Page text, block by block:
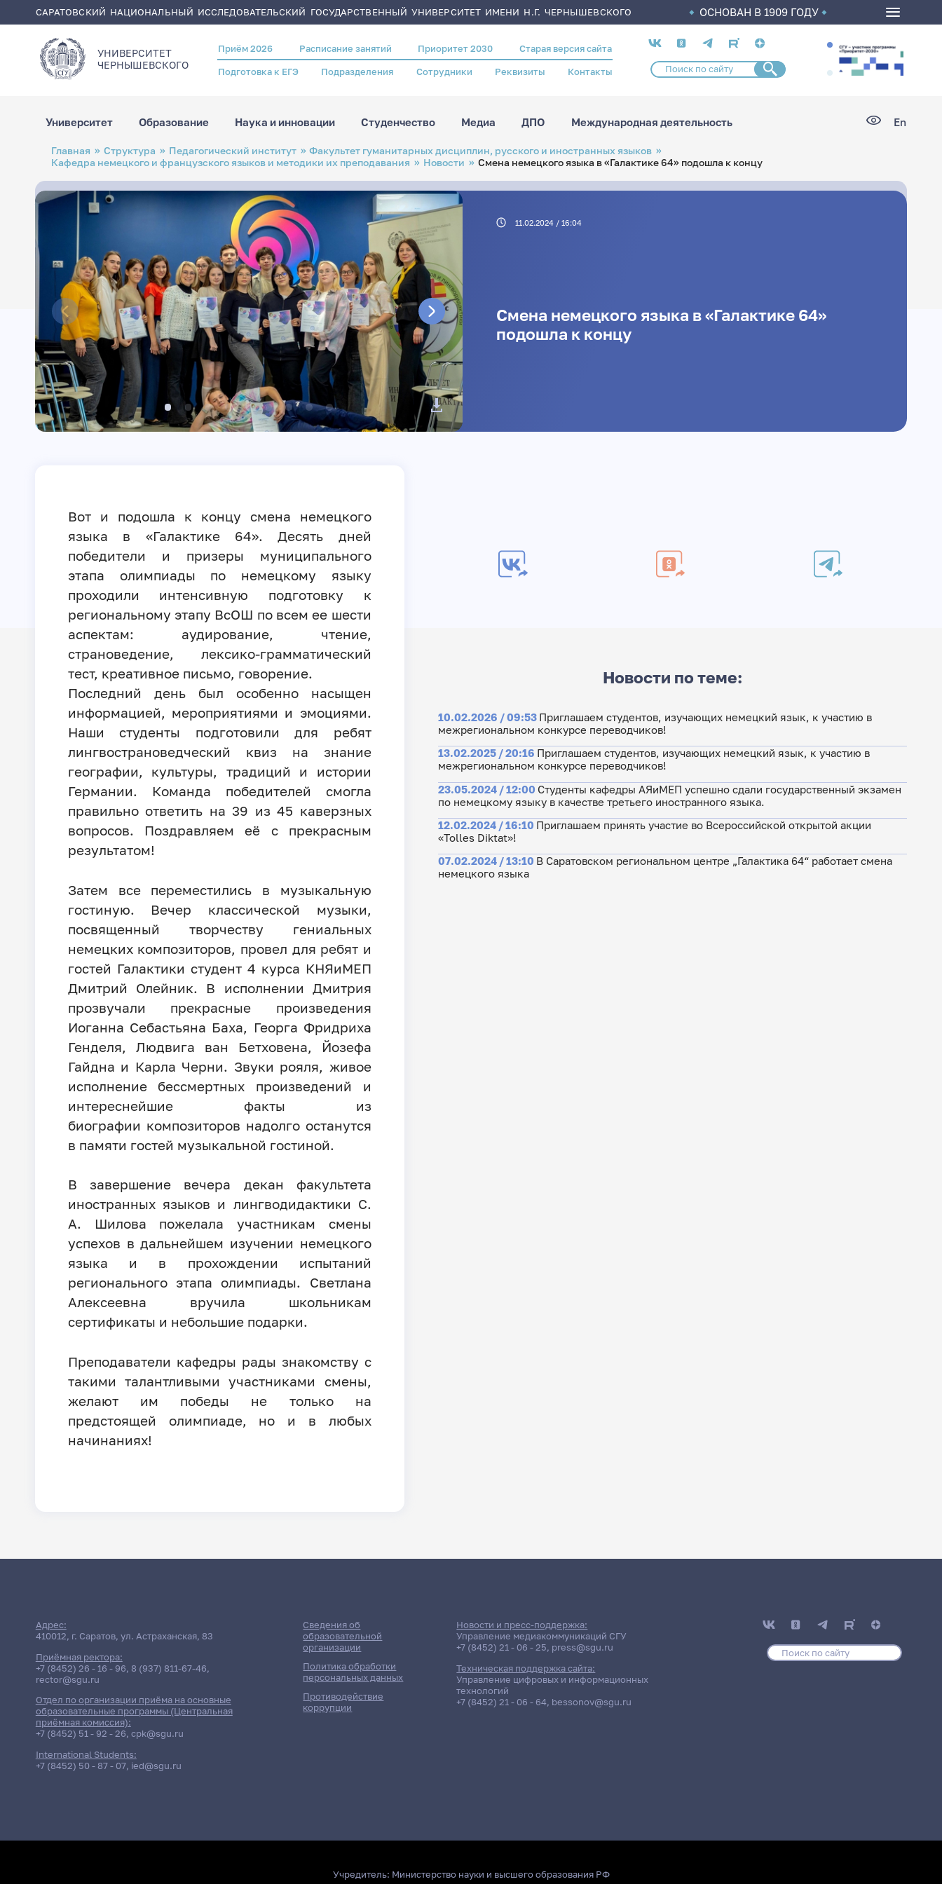
САРАТОВСКИЙ НАЦИОНАЛЬНЫЙ ИССЛЕДОВАТЕЛЬСКИЙ ГОСУДАРСТВЕННЫЙ УНИВЕРСИТЕТ ИМЕНИ Н.Г. ЧЕРНЫШЕВСКОГО ОСНОВАН В 1909 ГОДУ
УНИВЕРСИТЕТ
ЧЕРНЫШЕВСКОГO
Header
menu
Приём 2026 Расписание занятий Приоритет 2030 Старая версия сайта
Подготовка к ЕГЭ Подразделения Сотрудники Реквизиты Контакты
Социальные
сети
Университет Образование Наука и инновации Студенчество Медиа ДПО Международная деятельность En
Строка
навигации
Главная Структура Педагогический институт
Факультет гуманитарных дисциплин, русского и иностранных языков
Кафедра немецкого и французского языков и методики их преподавания
Новости Cмена немецкого языка в «Галактике 64» подошла к концу
11.02.2024 / 16:04
Cмена немецкого языка в «Галактике 64»
подошла к концу
Вот и подошла к концу смена немецкого
языка в «Галактике 64». Десять дней
победители и призеры муниципального
этапа олимпиады по немецкому языку
проходили интенсивную подготовку к
региональному этапу ВсОШ по всем ее шести
аспектам: аудирование, чтение,
страноведение, лексико-грамматический
тест, креативное письмо, говорение.
Последний день был особенно насыщен
информацией, мероприятиями и эмоциями.
Наши студенты подготовили для ребят
лингвострановедческий квиз на знание
географии, культуры, традиций и истории
Германии. Команда победителей смогла
правильно ответить на 39 из 45 каверзных
вопросов. Поздравляем её с прекрасным
результатом!
Затем все переместились в музыкальную
гостиную. Вечер классической музыки,
посвященный творчеству гениальных
немецких композиторов, провел для ребят и
гостей Галактики студент 4 курса КНЯиМЕП
Дмитрий Олейник. В исполнении Дмитрия
прозвучали прекрасные произведения
Иоганна Себастьяна Баха, Георга Фридриха
Генделя, Людвига ван Бетховена, Йозефа
Гайдна и Карла Черни. Звуки рояля, живое
исполнение бессмертных произведений и
интереснейшие факты из
биографии композиторов надолго останутся
в памяти гостей музыкальной гостиной.
В завершение вечера декан факультета
иностранных языков и лингводидактики С.
А. Шилова пожелала участникам смены
успехов в дальнейшем изучении немецкого
языка и в прохождении испытаний
регионального этапа олимпиады. Светлана
Алексеевна вручила школьникам
сертификаты и небольшие подарки.
Преподаватели кафедры рады знакомству с
такими талантливыми участниками смены,
желают им победы не только на
предстоящей олимпиаде, но и в любых
начинаниях!
Новости по теме:
10.02.2026 / 09:53 Приглашаем студентов, изучающих немецкий язык, к участию в
межрегиональном конкурсе переводчиков!
13.02.2025 / 20:16 Приглашаем студентов, изучающих немецкий язык, к участию в
межрегиональном конкурсе переводчиков!
23.05.2024 / 12:00 Студенты кафедры АЯиМЕП успешно сдали государственный экзамен
по немецкому языку в качестве третьего иностранного языка.
12.02.2024 / 16:10 Приглашаем принять участие во Всероссийской открытой акции
«Tolles Diktat»!
07.02.2024 / 13:10 В Саратовском региональном центре „Галактика 64“ работает смена
немецкого языка
Адрес:
410012, г. Саратов, ул. Астраханская, 83
Приёмная ректора:
+7 (8452) 26 - 16 - 96, 8 (937) 811-67-46,
rector@sgu.ru
Отдел по организации приёма на основные
образовательные программы (Центральная
приёмная комиссия):
+7 (8452) 51 - 92 - 26, cpk@sgu.ru
International Students:
+7 (8452) 50 - 87 - 07, ied@sgu.ru
Сведения об
образовательной
организации
Политика обработки
персональных данных
Противодействие
коррупции
Новости и пресс-поддержка:
Управление медиакоммуникаций СГУ
+7 (8452) 21 - 06 - 25, press@sgu.ru
Техническая поддержка сайта:
Управление цифровых и информационных
технологий
+7 (8452) 21 - 06 - 64, bessonov@sgu.ru
Учредитель: Министерство науки и высшего образования РФ